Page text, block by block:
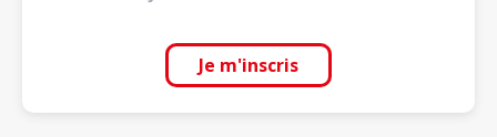
Je m'inscris